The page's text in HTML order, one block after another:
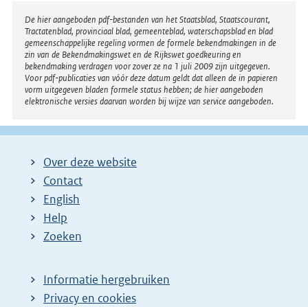
Disclaimer
De hier aangeboden pdf-bestanden van het Staatsblad, Staatscourant,
Tractatenblad, provinciaal blad, gemeenteblad, waterschapsblad en blad
gemeenschappelijke regeling vormen de formele bekendmakingen in de
zin van de Bekendmakingswet en de Rijkswet goedkeuring en
bekendmaking verdragen voor zover ze na 1 juli 2009 zijn uitgegeven.
Voor pdf-publicaties van vóór deze datum geldt dat alleen de in papieren
vorm uitgegeven bladen formele status hebben; de hier aangeboden
elektronische versies daarvan worden bij wijze van service aangeboden.
Over deze website
Contact
English
Help
Zoeken
Informatie hergebruiken
Privacy en cookies